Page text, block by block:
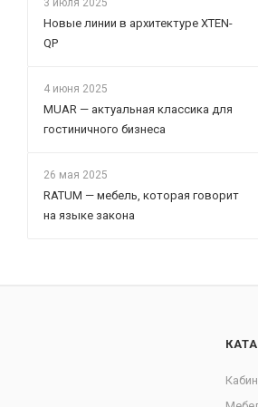
3 июля 2025
Новые линии в архитектуре XTEN-
QP
4 июня 2025
MUAR — актуальная классика для
гостиничного бизнеса
26 мая 2025
RATUM — мебель, которая говорит
на языке закона